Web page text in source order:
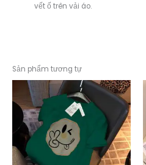
vết ố trên vải áo.
Sản phẩm tương tự